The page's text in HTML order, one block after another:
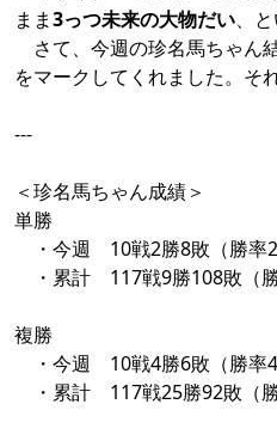
まま3っつ未来の大物だい、
さて、今週の珍名馬ちゃん
をマークしてくれました。そ
---
＜珍名馬ちゃん成績＞
単勝
・今週 10戦2勝8敗（勝率
・累計 117戦9勝108敗（
複勝
・今週 10戦4勝6敗（勝率
・累計 117戦25勝92敗（